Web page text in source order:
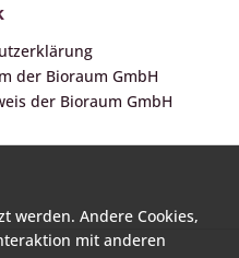
der Bioraum GmbH
der Bioraum GmbH
werden. Andere Cookies,
mit anderen